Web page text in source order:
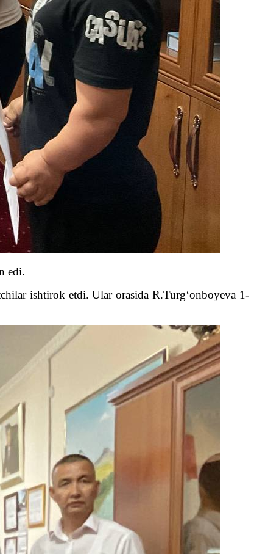
edi.
ishtirok etdi. Ular orasida R.Turg‘onboyeva 1-